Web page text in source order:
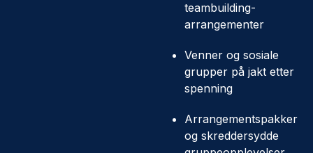
teambuilding-
arrangementer
Venner og sosiale
grupper på jakt etter
spenning
Arrangementspakker
og skreddersydde